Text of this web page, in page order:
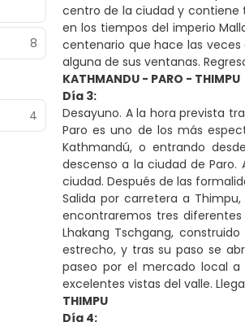
8
4
centro de la ciudad y contiene
en los tiempos del imperio
centenario que hace las
alguna de sus ventanas.
KATHMANDU - PARO - THIMPU
Día 3:
Desayuno. A la hora prevista
Paro es uno de los más
Kathmandú, o entrando
descenso a la ciudad de
ciudad. Después de las
Salida por carretera a
encontraremos tres
Lhakang Tschgang,
estrecho, y tras su paso se
paseo por el mercado local
excelentes vistas del valle.
THIMPU
Día 4: